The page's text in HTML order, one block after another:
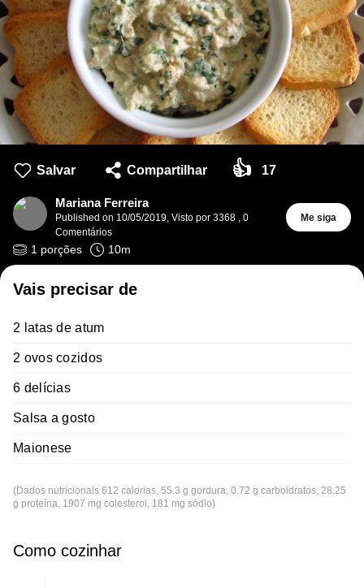
Salvar Compartilhar 👍 17
Mariana Ferreira
Published on 10/05/2019 Visto por 3368
0
Comentários
Me siga
1 porções 10m
Vais precisar de
2 latas de atum
2 ovos cozidos
6 delícias
Salsa a gosto
Maionese
(Dados nutricionais 612 calorias, 55.3 g gordura, 0.72 g carboidratos, 28.25
g proteína, 1907 mg colesterol, 181 mg sódio)
Como cozinhar